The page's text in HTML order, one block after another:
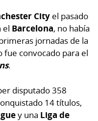
City el pasado
el Barcelona, no había
jornadas de la
fue convocado para el
.
disputado 358
14 títulos,
y una Liga de